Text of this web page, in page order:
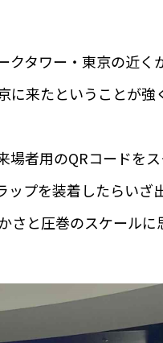
クタワー・東京の近く
に来たということが強
場者用のQRコードを
プを装着したらいざ
さと圧巻のスケールに